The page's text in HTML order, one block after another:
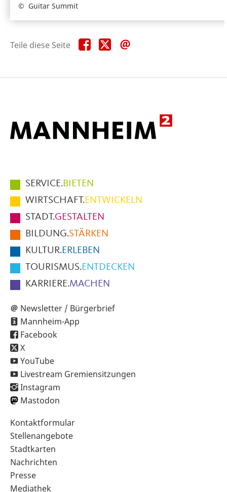
Guitar Summit
Teile diese Seite Teile
diese
Teile
diese
Hauptmenüpunkte
im
Fußbereich
der
Seite
SERVICE.BIETEN
WIRTSCHAFT.ENTWICKELN
STADT.GESTALTEN
BILDUNG.STÄRKEN
KULTUR.ERLEBEN
TOURISMUS.ENTDECKEN
KARRIERE.MACHEN
Newsletter / Bürgerbrief
Mannheim-App
Facebook
X
YouTube
Livestream Gremiensitzungen
Instagram
Mastodon
Sekundärnavigation
im
Fußbereich
Kontaktformular
Stellenangebote
Stadtkarten
Nachrichten
Presse
Mediathek